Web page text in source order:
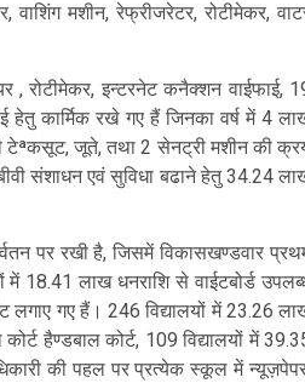
वाशिंग मशीन, रेफ्रीजरेटर, रोटीमेकर,
, रोटीमेकर, इन्टरनेट कनैक्शन वाईफाई,
हेतु कार्मिक रखे गए हैं जिनका वर्ष में 4
टेªकसूट, जूते, तथा 2 सेनट्री मशीन की
संशाधन एवं सुविधा बढाने हेतु 34.24
पर रखी है, जिसमें विकासखण्डवार
18.41 लाख धनराशि से वाईटबोर्ड
लगाए गए हैं। 246 विद्यालयों में 23.26
हैण्डबाल कोर्ट, 109 विद्यालयों में
की पहल पर प्रत्येक स्कूल में